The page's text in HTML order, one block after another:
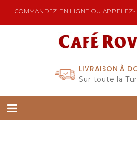
COMMANDEZ EN LIGNE OU
LIVRAISON À
Sur toute la